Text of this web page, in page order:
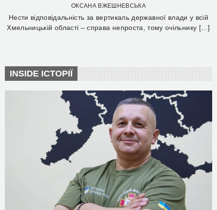
ОКСАНА ВЖЕШНЕВСЬКА
Нести відповідальність за вертикаль державної влади у всій
Хмельницькій області – справа непроста, тому очільнику […]
INSIDE ІСТОРІЇ